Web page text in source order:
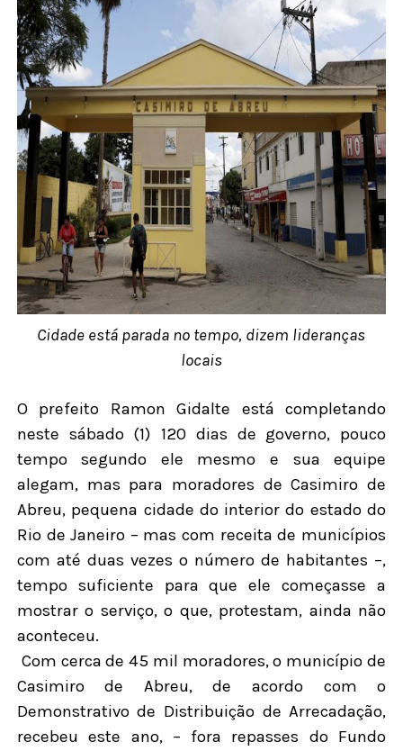
Cidade está parada no tempo, dizem lideranças
locais
O prefeito Ramon Gidalte está completando
neste sábado (1) 120 dias de governo, pouco
tempo segundo ele mesmo e sua equipe
alegam, mas para moradores de Casimiro de
Abreu, pequena cidade do interior do estado do
Rio de Janeiro – mas com receita de municípios
com até duas vezes o número de habitantes –,
tempo suficiente para que ele começasse a
mostrar o serviço, o que, protestam, ainda não
aconteceu.
Com cerca de 45 mil moradores, o município de
Casimiro de Abreu, de acordo com o
Demonstrativo de Distribuição de Arrecadação,
recebeu este ano, – fora repasses do Fundo